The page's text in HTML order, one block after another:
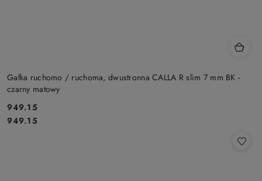
Gałka ruchomo / ruchoma, dwustronna CALLA R slim 7 mm BK -
czarny matowy
Cena:
949.15
Cena:
949.15